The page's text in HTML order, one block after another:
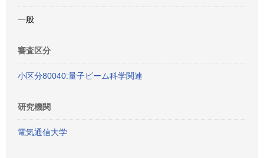
一般
審査区分
小区分80040:量子ビーム科学関連
研究機関
電気通信大学